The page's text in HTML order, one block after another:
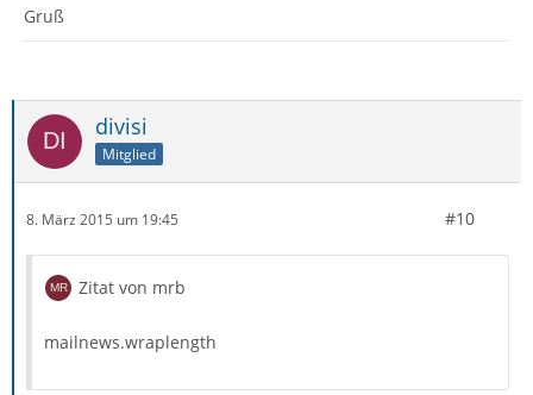
Gruß
divisi
Mitglied
8. März 2015 um 19:45 #10
Zitat von mrb
mailnews.wraplength